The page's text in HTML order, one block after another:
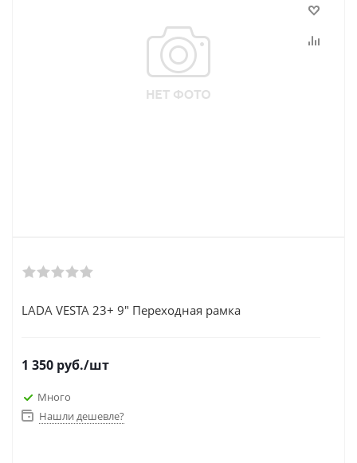
LADA VESTA 23+ 9" Переходная рамка
1 350 руб./шт
Много
Нашли дешевле?